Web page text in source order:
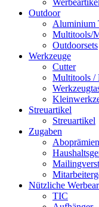
Outdoor
Aluminium
Multitools/
Outdoorsets
Werkzeuge
Cutter
Multitools /
Streuartikel
Streuartikel
Zugaben
Aboprämien
Nützliche
TIC